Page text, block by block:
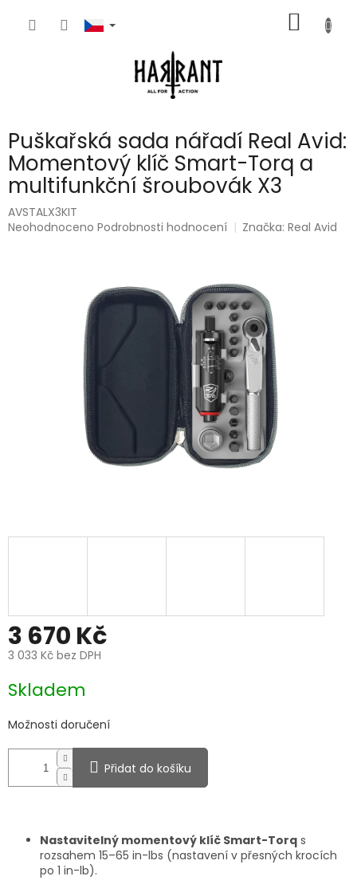
KOŠÍK
Puškařská sada nářadí Real Avid:
Momentový klíč Smart-Torq a
multifunkční šroubovák X3
AVSTALX3KIT
Průměrné
Neohodnoceno Podrobnosti hodnocení Značka:Real Avid
3 670 Kč
3 033 Kč bez DPH
cena:
Skladem
Možnosti doručení
Přidat do košíku
Nastavitelný momentový klíč Smart-Torq s
rozsahem 15–65 in-lbs (nastavení v přesných krocích
po 1 in-lb).